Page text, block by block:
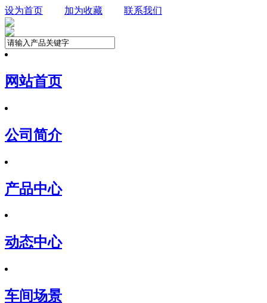
设为首页 加为收藏 联系我们
网站首页
公司简介
产品中心
动态中心
车间场景